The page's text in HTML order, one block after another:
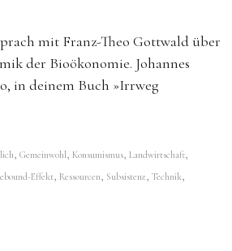
mit Franz-Theo Gottwald über
der Bioökonomie. Johannes
in deinem Buch »Irrweg
, Gemeinwohl , Konsumismus, Landwirtschaft,
Effekt, Ressourcen, Subsistenz, Technik,